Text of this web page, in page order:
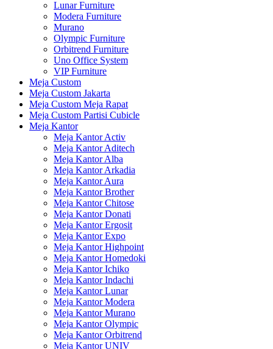
Lunar Furniture
Modera Furniture
Murano
Olympic Furniture
Orbitrend Furniture
Uno Office System
VIP Furniture
Meja Custom
Meja Custom Jakarta
Meja Custom Meja Rapat
Meja Custom Partisi Cubicle
Meja Kantor
Meja Kantor Activ
Meja Kantor Aditech
Meja Kantor Alba
Meja Kantor Arkadia
Meja Kantor Aura
Meja Kantor Brother
Meja Kantor Chitose
Meja Kantor Donati
Meja Kantor Ergosit
Meja Kantor Expo
Meja Kantor Highpoint
Meja Kantor Homedoki
Meja Kantor Ichiko
Meja Kantor Indachi
Meja Kantor Lunar
Meja Kantor Modera
Meja Kantor Murano
Meja Kantor Olympic
Meja Kantor Orbitrend
Meja Kantor UNIV